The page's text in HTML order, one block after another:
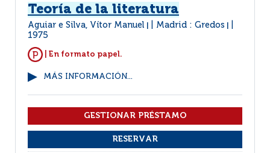
Teoría de la literatura
Aguiar e Silva, Vítor Manuel Madrid : Gredos
1975
| En formato papel.
MÁS INFORMACIÓN...